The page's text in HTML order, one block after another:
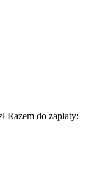
Razem do zapłaty: